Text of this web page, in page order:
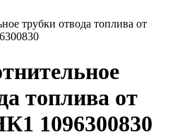
трубки отвода топлива от
топлива от
1096300830